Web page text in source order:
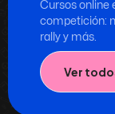
Cursos online
competición:
rally y más.
Ver